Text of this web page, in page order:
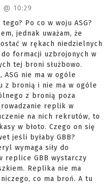
@ 10:29
Po co w woju ASG?
jednak uważam, że
w rękach niedzielnych
formacji uzbrojonych w
tej broni służbowo.
ASG nie ma w ogóle
z bronią i nie ma w ogóle
z bronią poza
replik w
na nich rekrutów, to
w błoto. Czego on się
jeśli byłaby GBB?
wymaga siły do
replice GBB wystarczy
Replika nie ma
co ma broń. A tu